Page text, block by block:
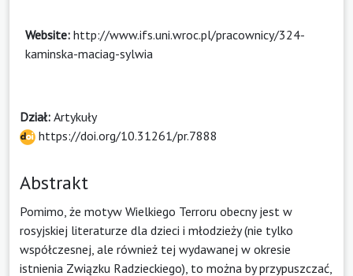
Website: http://www.ifs.uni.wroc.pl/pracownicy/324-
kaminska-maciag-sylwia
Dział: Artykuły
https://doi.org/10.31261/pr.7888
Abstrakt
Pomimo, że motyw Wielkiego Terroru obecny jest w
rosyjskiej literaturze dla dzieci i młodzieży (nie tylko
współczesnej, ale również tej wydawanej w okresie
istnienia Związku Radzieckiego), to można by przypuszczać,